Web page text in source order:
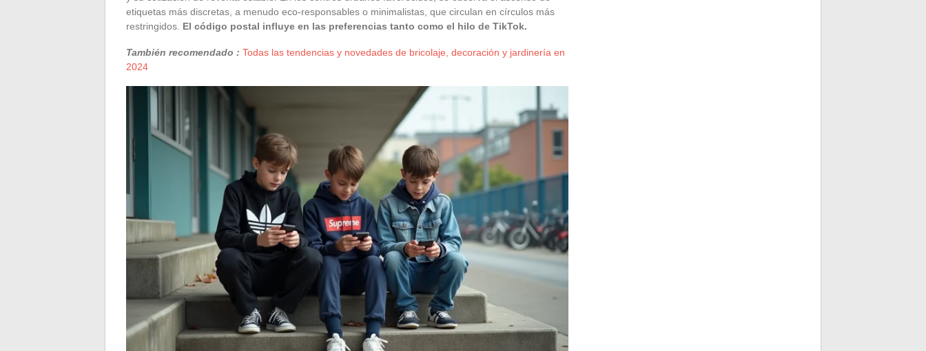
etiquetas más discretas, a menudo eco-responsables o minimalistas, que circulan en círculos más
restringidos. El código postal influye en las preferencias tanto como el hilo de TikTok.
También recomendado : Todas las tendencias y novedades de bricolaje, decoración y jardinería en
2024